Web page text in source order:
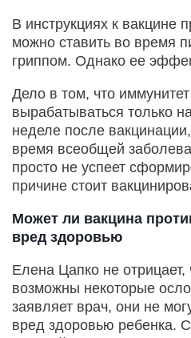
В инструкциях к вакцине
можно ставить во время
гриппом. Однако ее
Дело в том, что
вырабатываться только
неделе после
время всеобщей
просто не успеет
причине стоит
Может ли вакцина
вред здоровью
Елена Цапко не отрицает,
возможны некоторые
заявляет врач, они не
вред здоровью ребенка.